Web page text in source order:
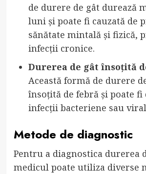
de durere de gât durează
luni și poate fi cauzată de
sănătate mintală și fizică,
infecții cronice.
Durerea de gât însoțită
Această formă de durere
însoțită de febră și poate fi
infecții bacteriene sau
Metode de diagnostic
Pentru a diagnostica durerea
medicul poate utiliza diverse